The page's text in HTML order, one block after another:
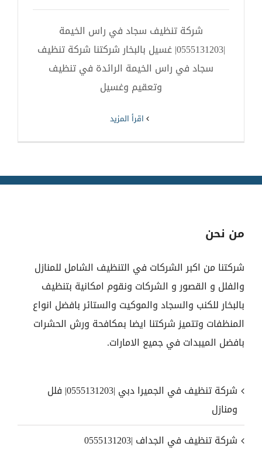
شركة تنظيف سجاد في راس الخيمة
|0555131203| غسيل بالبخار شركتنا شركة تنظيف
سجاد في راس الخيمة الرائدة في تنظيف
وتعقيم وغسيل
من نحن
شركتنا من اكبر الشركات في التنظيف الشامل للمنازل
والفلل و القصور و الشركات ونقوم امكانية بتنظيف
بالبخار للكنب والسجاد والموكيت والستائر بافضل انواع
المنظفات وتتميز شركتنا ايضا بمكافحة ورش الحشرات
بافضل الميبدات في جميع الامارات.
شركة تنظيف في الجميرا دبي |0555131203| فلل
ومنازل
شركة تنظيف في الجداف |0555131203